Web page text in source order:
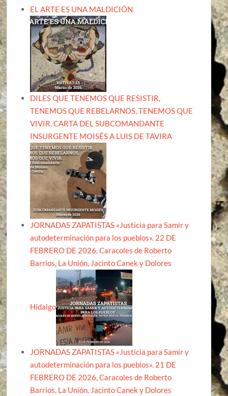
EL ARTE ES UNA MALDICIÓN
DILES QUE TENEMOS QUE RESISTIR,
TENEMOS QUE REBELARNOS, TENEMOS QUE
VIVIR. CARTA DEL SUBCOMANDANTE
INSURGENTE MOISÉS A LUIS DE TAVIRA
JORNADAS ZAPATISTAS «Justicia para Samir y
autodeterminación para los pueblos». 22 DE
FEBRERO DE 2026, Caracoles de Roberto
Barrios, La Unión, Jacinto Canek y Dolores
Hidalgo
JORNADAS ZAPATISTAS «Justicia para Samir y
autodeterminación para los pueblos». 21 DE
FEBRERO DE 2026, Caracoles de Roberto
Barrios, La Unión, Jacinto Canek y Dolores